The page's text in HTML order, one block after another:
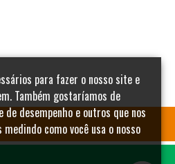
para fazer o nosso site e
Também gostaríamos de
desempenho e outros que nos
como você usa o nosso